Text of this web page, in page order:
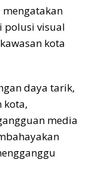
mengatakan
polusi visual
kota
daya tarik,
kota,
media